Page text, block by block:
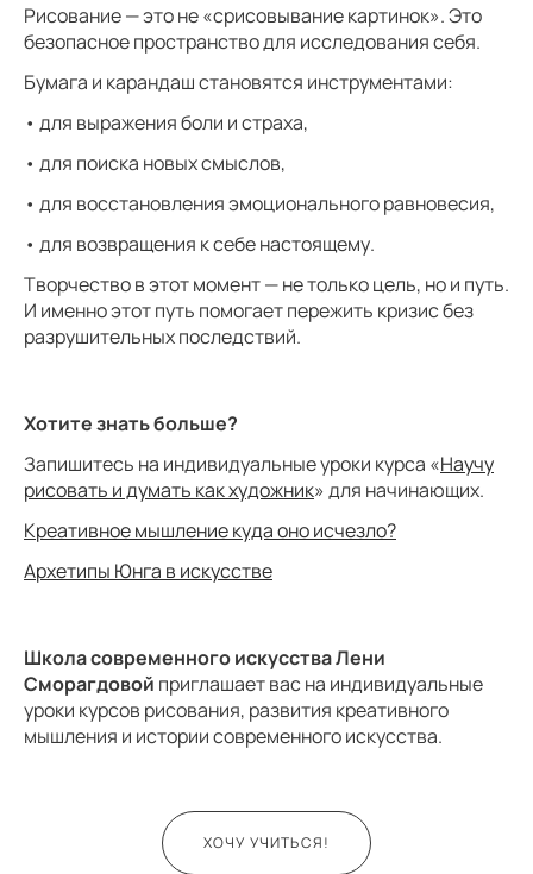
Рисование — это не «срисовывание картинок». Это
безопасное пространство для исследования себя.
Бумага и карандаш становятся инструментами:
• для выражения боли и страха,
• для поиска новых смыслов,
• для восстановления эмоционального равновесия,
• для возвращения к себе настоящему.
Творчество в этот момент — не только цель, но и путь.
И именно этот путь помогает пережить кризис без
разрушительных последствий.
Хотите знать больше?
Запишитесь на индивидуальные уроки курса «Научу
рисовать и думать как художник» для начинающих.
Креативное мышление куда оно исчезло?
Архетипы Юнга в искусстве
Школа современного искусства Лени
Сморагдовой приглашает вас на индивидуальные
уроки курсов рисования, развития креативного
мышления и истории современного искусства.
ХОЧУ УЧИТЬСЯ!